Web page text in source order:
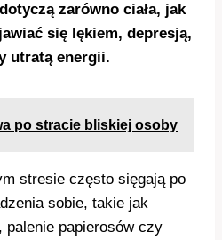
zarówno ciała, jak
się lękiem, depresją,
utratą energii.
po stracie bliskiej osoby
stresie często sięgają po
sobie, takie jak
palenie papierosów czy